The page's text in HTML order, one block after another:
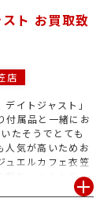
ト お買取致
店
イトジャスト」
付属品と一緒にお
たそうでとても
人気が高いためお
ュエルカフェ衣笠
割れ、ベルトな
です！アンティー